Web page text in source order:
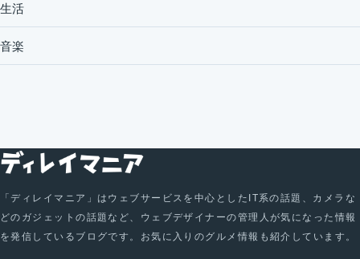
生活
音楽
「ディレイマニア」はウェブサービスを中心としたIT系の話題、カメラな
どのガジェットの話題など、ウェブデザイナーの管理人が気になった情報
を発信しているブログです。お気に入りのグルメ情報も紹介しています。